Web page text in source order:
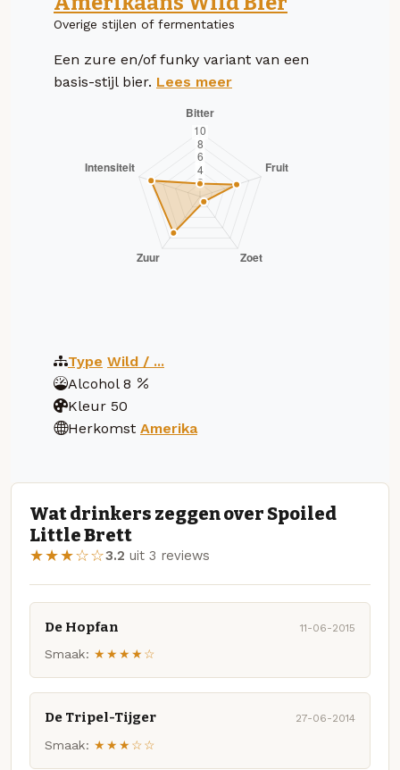
Overige stijlen of fermentaties
Een zure en/of funky variant van een
basis-stijl bier. Lees meer
Type Wild / ...
Alcohol 8
Kleur 50
Herkomst Amerika
Wat drinkers zeggen over Spoiled
Little Brett
★★★☆☆3.2 uit 3 reviews
De Hopfan 11-06-2015
Smaak: ★★★★☆
De Tripel-Tijger 27-06-2014
Smaak: ★★★☆☆